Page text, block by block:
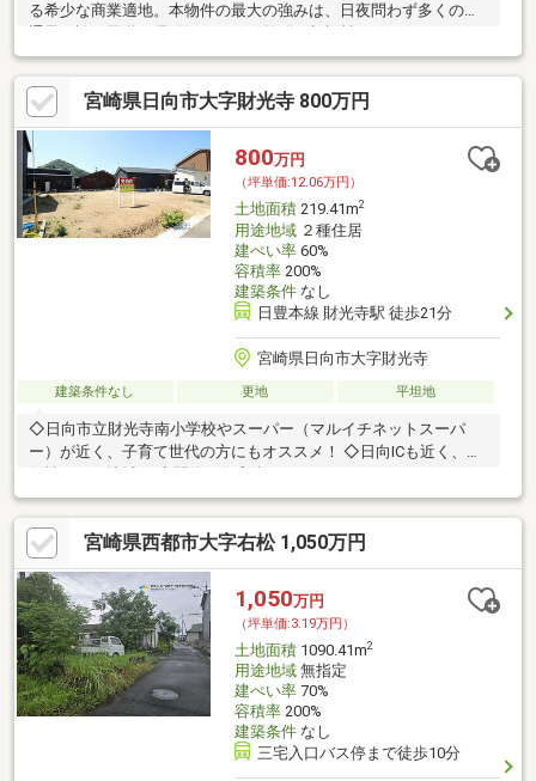
る希少な商業適地。本物件の最大の強みは、日夜問わず多くの交
ド店舗としての集客力はもちろん、企業の物流拠点やクリニッ
ク、ショールームなど、看板効果を重視するあらゆる事業に最適
なロケーションです。周辺には商業施設が点在し、相乗効果によ
る集客も期待できるエリア。主要幹線道路へのアクセスもスムー
ズで、物流や従業員の通勤面でも高い利便性を誇ります。日向市
内でも「10号線沿い」のまとまった土地は希少性が高く、長期的
な事業継続を見据えた資産価値も魅力。新たな事業展開として！
宮崎県日向市大字財光寺 800万円
800万円
（坪単価:12.06万円）
土地面積219.41m2
用途地域２種住居
建ぺい率60%
容積率200%
建築条件なし
日豊本線 財光寺駅 徒歩21分
宮崎県日向市大字財光寺
建築条件なし 更地 平坦地
◇日向市立財光寺南小学校やスーパー（マルイチネットスーパ
ー）が近く、子育て世代の方にもオススメ！ ◇日向ICも近く、利
便性のいい地域！ ◇閑静な住宅街！
宮崎県西都市大字右松 1,050万円
1,050万円
（坪単価:3.19万円）
土地面積1090.41m2
用途地域無指定
建ぺい率70%
容積率200%
建築条件なし
三宅入口バス停まで徒歩10分